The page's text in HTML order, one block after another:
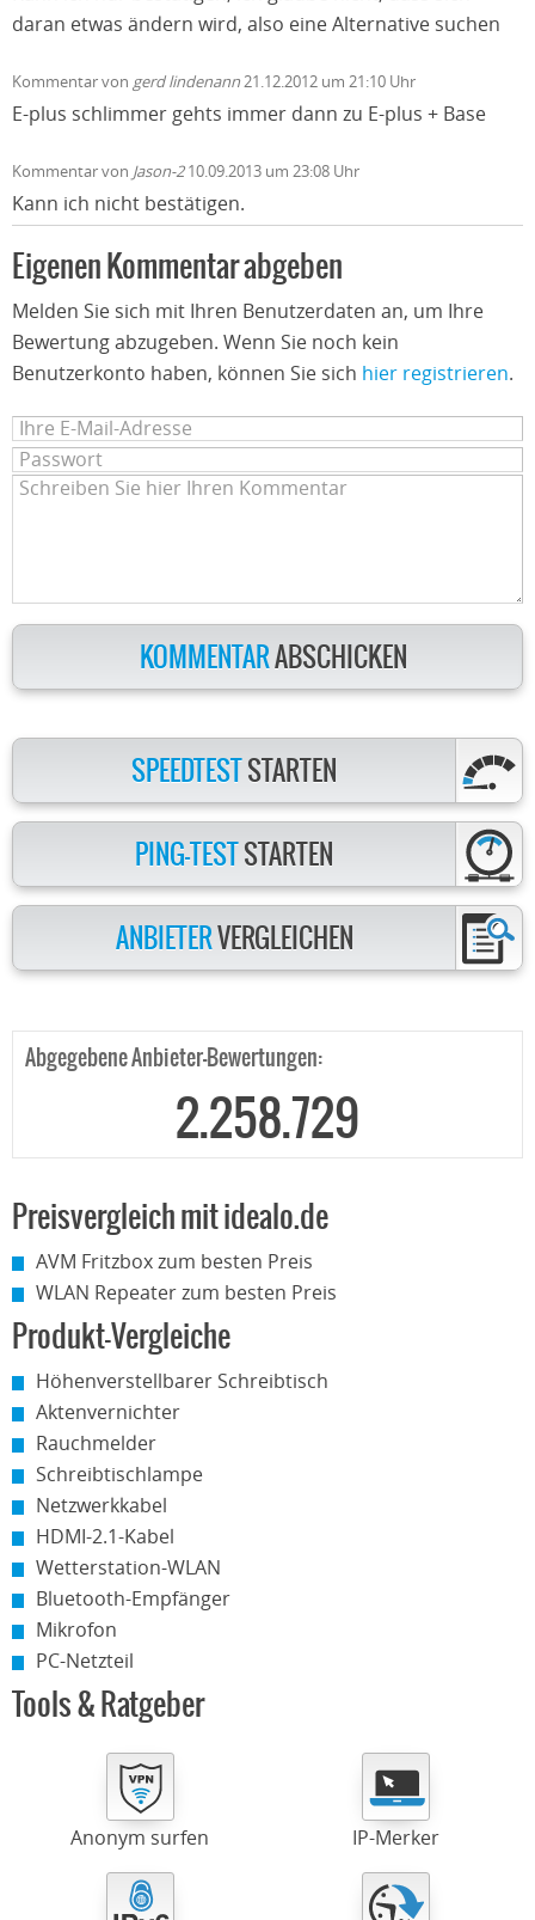
daran etwas ändern wird, also eine Alternative suchen
Kommentar von gerd lindenann21.12.2012 um 21:10 Uhr
E-plus schlimmer gehts immer dann zu E-plus + Base
Kommentar von Jason-210.09.2013 um 23:08 Uhr
Kann ich nicht bestätigen.
Eigenen Kommentar abgeben
Melden Sie sich mit Ihren Benutzerdaten an, um Ihre
Bewertung abzugeben. Wenn Sie noch kein
Benutzerkonto haben, können Sie sich hier registrieren.
KOMMENTARABSCHICKEN
SPEEDTESTSTARTEN
PING-TESTSTARTEN
ANBIETERVERGLEICHEN
Abgegebene Anbieter-Bewertungen:
2.258.729
Preisvergleich mit idealo.de
AVM Fritzbox zum besten Preis
WLAN Repeater zum besten Preis
Produkt-Vergleiche
Höhenverstellbarer Schreibtisch
Aktenvernichter
Rauchmelder
Schreibtischlampe
Netzwerkkabel
HDMI-2.1-Kabel
Wetterstation-WLAN
Bluetooth-Empfänger
Mikrofon
PC-Netzteil
Tools & Ratgeber
Anonym surfen IP-Merker